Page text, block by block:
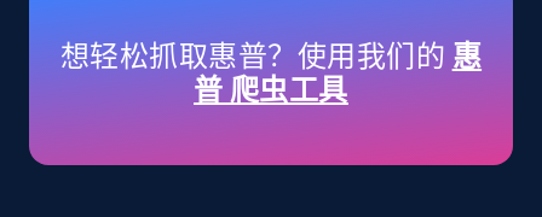
Title, Seller name, Brand, Description, Initial
price, Currency, Availability, Reviews count, and
35.3K+ 5.7K+ 立即开始
想轻松抓取惠普？使用我们的 惠
普 爬虫工具